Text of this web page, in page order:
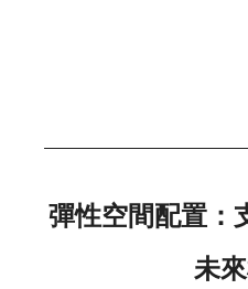
彈性空間配置：
未